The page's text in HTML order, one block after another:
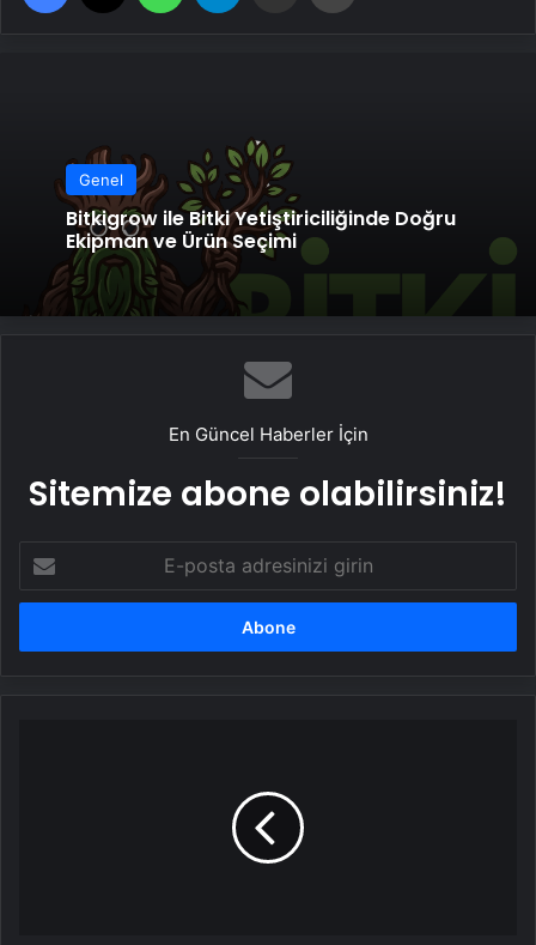
Genel
Bitkigrow ile Bitki Yetiştiriciliğinde Doğru
Ekipman ve Ürün Seçimi
En Güncel Haberler İçin
Sitemize abone olabilirsiniz!
posta
adresinizi